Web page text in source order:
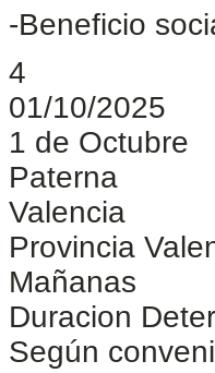
-Beneficio
4
01/10/2025
1 de Octubre
Paterna
Valencia
Provincia
Mañanas
Duracion
Según